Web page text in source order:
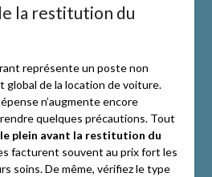
la restitution du
représente un poste non
global de la location de voiture.
n’augmente encore
quelques précautions. Tout
plein avant la restitution du
facturent souvent au prix fort les
soins. De même, vérifiez le type